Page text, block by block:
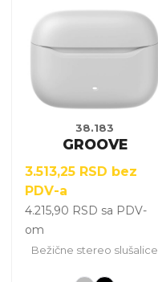
38.183
GROOVE
3.513,25 RSD bez
PDV-a
4.215,90 RSD sa PDV-
om
Bežične stereo slušalice
proizvod
ima
više
Opcije
mogu
izabrane
na
stranici